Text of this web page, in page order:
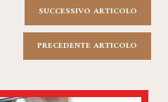
SUCCESSIVO ARTICOLO
PRECEDENTE ARTICOLO